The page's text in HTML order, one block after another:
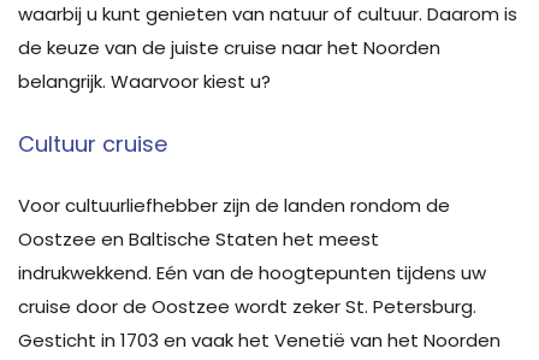
waarbij u kunt genieten van natuur of cultuur. Daarom is
de keuze van de juiste cruise naar het Noorden
belangrijk. Waarvoor kiest u?
Cultuur cruise
Voor cultuurliefhebber zijn de landen rondom de
Oostzee en Baltische Staten het meest
indrukwekkend. Eén van de hoogtepunten tijdens uw
cruise door de Oostzee wordt zeker St. Petersburg.
Gesticht in 1703 en vaak het Venetië van het Noorden